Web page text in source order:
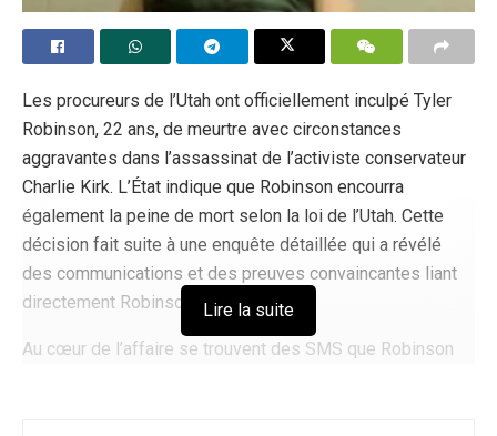
Les procureurs de l’Utah ont officiellement inculpé Tyler
Robinson, 22 ans, de meurtre avec circonstances
aggravantes dans l’assassinat de l’activiste conservateur
Charlie Kirk. L’État indique que Robinson encourra
également la peine de mort selon la loi de l’Utah. Cette
décision fait suite à une enquête détaillée qui a révélé
des communications et des preuves convaincantes liant
directement Robinson à la fusillade.
Au cœur de l’affaire se trouvent des SMS que Robinson
Lire la suite